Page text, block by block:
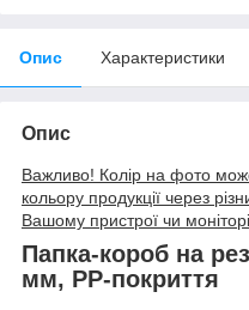
Опис Характеристики
Опис
Важливо! Колір на фото
кольору продукції через
Вашому пристрої чи моніторі.
Папка-короб на
мм, PP-покриття